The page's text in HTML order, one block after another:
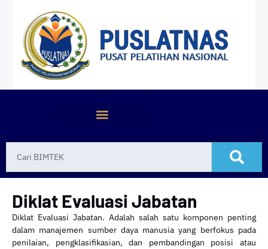
Diklat Evaluasi Jabatan
Diklat Evaluasi Jabatan. Adalah salah satu komponen penting
dalam manajemen sumber daya manusia yang berfokus pada
penilaian, pengklasifikasian, dan pembandingan posisi atau